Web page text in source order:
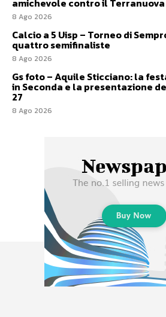
amichevole contro il
8 Ago 2026
Calcio a 5 Uisp – Torneo di
quattro semifinaliste
8 Ago 2026
Gs foto – Aquile Sticciano: la
in Seconda e la presentazione
27
8 Ago 2026